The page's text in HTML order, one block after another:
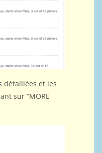
détaillées et les
sur “MORE